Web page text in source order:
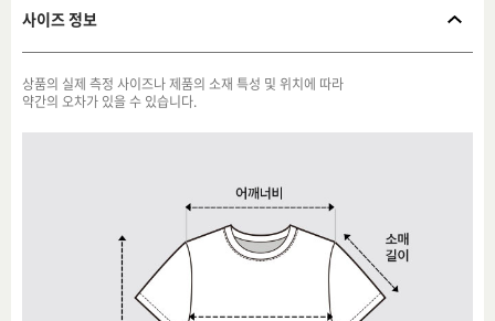
사이즈 정보
상품의 실제 측정 사이즈나 제품의 소재 특성 및 위치에 따라
약간의 오차가 있을 수 있습니다.